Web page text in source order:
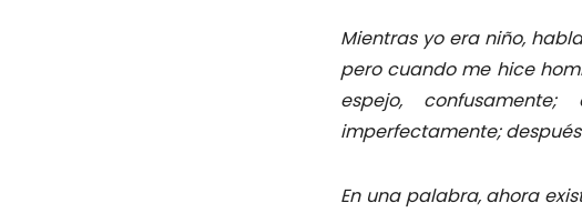
Mientras yo era niño,
pero cuando me hice
espejo,
imperfectamente;
En una palabra, ahora